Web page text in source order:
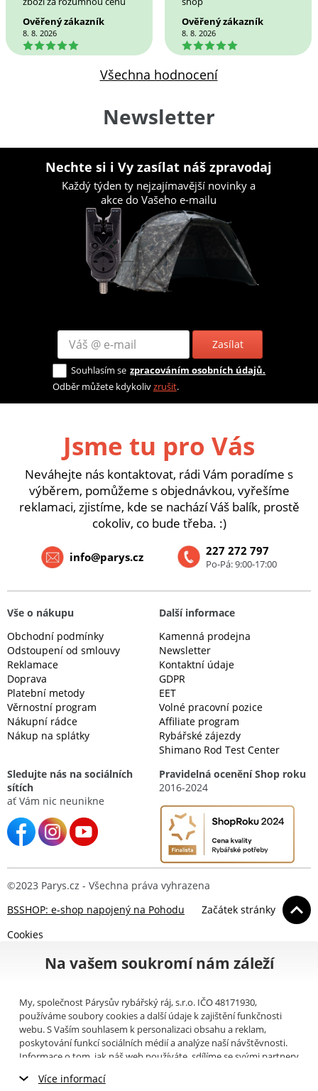
Ověřený zákazník
8. 8. 2026
5
Ověřený zákazník
8. 8. 2026
5
Všechna hodnocení
Newsletter
Nechte si i Vy zasílat náš zpravodaj
Každý týden ty nejzajímavější novinky a
akce do Vašeho e-mailu
Zasílat
Souhlasím se zpracováním osobních údajů.
Odběr můžete kdykolivzrušit.
Jsme tu pro Vás
Neváhejte nás kontaktovat, rádi Vám poradíme s
výběrem, pomůžeme s objednávkou, vyřešíme
reklamaci, zjistíme, kde se nachází Váš balík, prostě
cokoliv, co bude třeba. :)
227 272 797
Po-Pá: 9:00-17:00
info@parys.cz
Vše o nákupu
Obchodní podmínky
Odstoupení od smlouvy
Reklamace
Doprava
Platební metody
Věrnostní program
Nákupní rádce
Nákup na splátky
Další informace
Kamenná prodejna
Newsletter
Kontaktní údaje
GDPR
EET
Volné pracovní pozice
Affiliate program
Rybářské zájezdy
Shimano Rod Test Center
Sledujte nás na sociálních
sítích
ať Vám nic neunikne
Pravidelná ocenění Shop roku
2016-2024
©2023 Parys.cz - Všechna práva vyhrazena
BSSHOP: e-shop napojený na Pohodu
Začátek stránky
Cookies
Na vašem soukromí nám záleží
My, společnost Párysův rybářský ráj, s.r.o. IČO 48171930,
používáme soubory cookies a další údaje k zajištění funkčnosti
webu. S Vaším souhlasem k personalizaci obsahu a reklam,
poskytování funkcí sociálních médií a analýze naší návštěvnosti.
Informace o tom, jak náš web používáte, sdílíme se svými partnery
můžete přečíst, jak tyto informace Google používá. Partneři tyto
Více informací